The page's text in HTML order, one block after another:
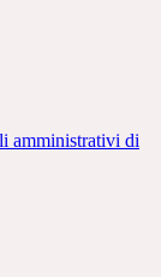
amministrativi di